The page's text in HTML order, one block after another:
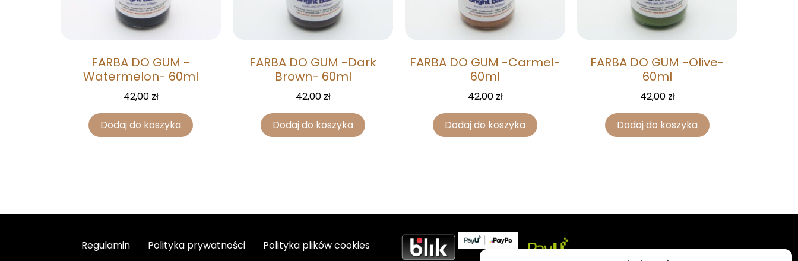
FARBA DO GUM -
Watermelon- 60ml
42,00 zł
Dodaj do koszyka
FARBA DO GUM -Dark
Brown- 60ml
42,00 zł
Dodaj do koszyka
FARBA DO GUM -Carmel-
60ml
42,00 zł
Dodaj do koszyka
FARBA DO GUM -Olive-
60ml
42,00 zł
Dodaj do koszyka
Regulamin Polityka prywatności Polityka plików cookies